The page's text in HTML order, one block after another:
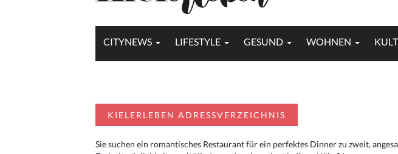
CITYNEWS LIFESTYLE GESUND WOHNEN
KIELERLEBEN ADRESSVERZEICHNIS
Sie suchen ein romantisches Restaurant für ein perfektes Dinner zu zweit,